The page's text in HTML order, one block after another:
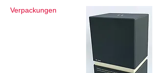
Verpackungen